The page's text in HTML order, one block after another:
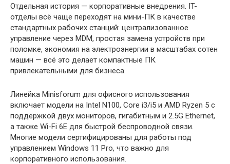
Отдельная история — корпоративные внедрения. IT-
отделы всё чаще переходят на мини-ПК в качестве
стандартных рабочих станций: централизованное
управление через MDM, простая замена устройств при
поломке, экономия на электроэнергии в масштабах сотен
машин — всё это делает компактные ПК
привлекательными для бизнеса.
Линейка Minisforum для офисного использования
включает модели на Intel N100, Core i3/i5 и AMD Ryzen 5 с
поддержкой двух мониторов, гигабитным и 2.5G Ethernet,
а также Wi-Fi 6E для быстрой беспроводной связи.
Многие модели сертифицированы для работы под
управлением Windows 11 Pro, что важно для
корпоративного использования.